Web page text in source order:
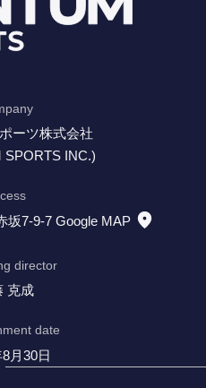
ーツ株式会社
SPORTS INC.)
坂7-9-7 Google MAP
director
克成
date
月30日